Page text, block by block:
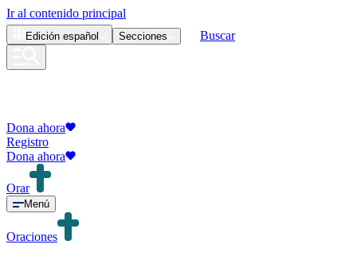
Ir al contenido principal
Edición español Secciones Buscar
Dona ahora
Registro
Dona ahora
Orar
Menú
Oraciones